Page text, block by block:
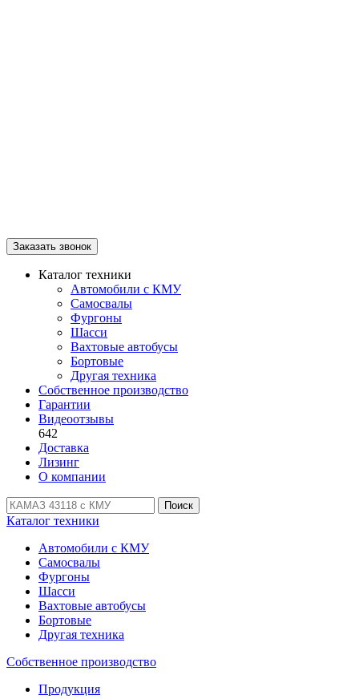
Заказать звонок
Каталог техники
Автомобили с КМУ
Самосвалы
Фургоны
Шасси
Вахтовые автобусы
Бортовые
Другая техника
Собственное производство
Гарантии
Видеоотзывы
642
Доставка
Лизинг
О компании
Поиск
Каталог техники
Автомобили с КМУ
Самосвалы
Фургоны
Шасси
Вахтовые автобусы
Бортовые
Другая техника
Собственное производство
Продукция